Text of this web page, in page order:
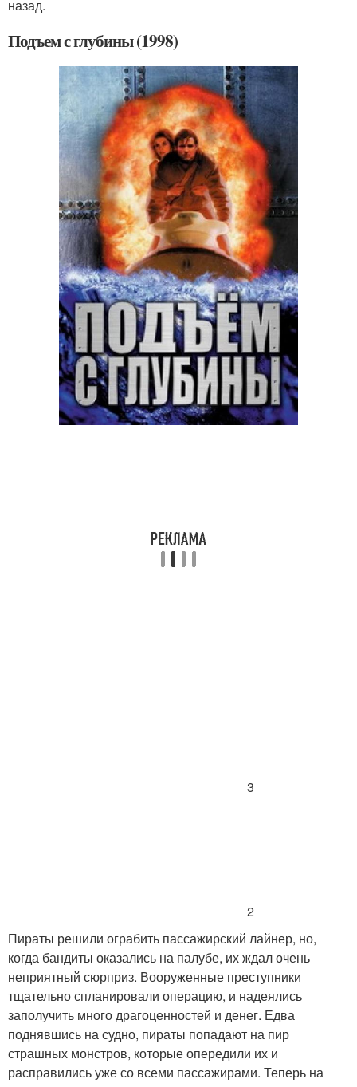
назад.
Подъем с глубины (1998)
3
2
Пираты решили ограбить пассажирский лайнер, но,
когда бандиты оказались на палубе, их ждал очень
неприятный сюрприз. Вооруженные преступники
тщательно спланировали операцию, и надеялись
заполучить много драгоценностей и денег. Едва
поднявшись на судно, пираты попадают на пир
страшных монстров, которые опередили их и
расправились уже со всеми пассажирами. Теперь на